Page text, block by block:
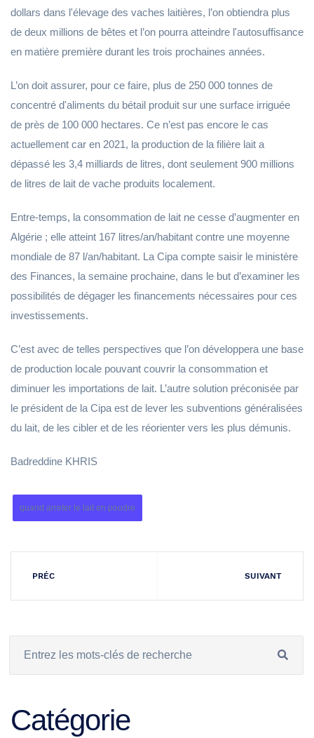
dollars dans l'élevage des vaches laitières, l’on obtiendra plus
de deux millions de bêtes et l’on pourra atteindre l'autosuffisance
en matière première durant les trois prochaines années.
L’on doit assurer, pour ce faire, plus de 250 000 tonnes de
concentré d'aliments du bétail produit sur une surface irriguée
de près de 100 000 hectares. Ce n’est pas encore le cas
actuellement car en 2021, la production de la filière lait a
dépassé les 3,4 milliards de litres, dont seulement 900 millions
de litres de lait de vache produits localement.
Entre-temps, la consommation de lait ne cesse d’augmenter en
Algérie ; elle atteint 167 litres/an/habitant contre une moyenne
mondiale de 87 l/an/habitant. La Cipa compte saisir le ministère
des Finances, la semaine prochaine, dans le but d’examiner les
possibilités de dégager les financements nécessaires pour ces
investissements.
C’est avec de telles perspectives que l’on développera une base
de production locale pouvant couvrir la consommation et
diminuer les importations de lait. L’autre solution préconisée par
le président de la Cipa est de lever les subventions généralisées
du lait, de les cibler et de les réorienter vers les plus démunis.
Badreddine KHRIS
quand arreter le lait en poudre
PRÉC SUIVANT
Catégorie